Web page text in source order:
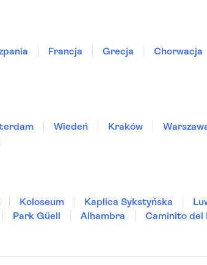
Francja Grecja Chorwacja
Wiedeń Kraków
Koloseum Kaplica Sykstyńska
Park Güell Alhambra Caminito del